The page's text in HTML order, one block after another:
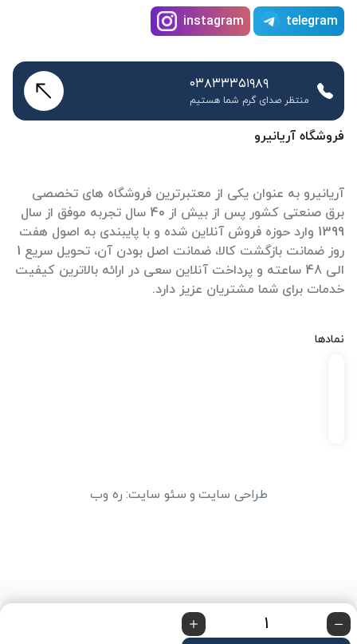
فروشگاه آریانیرو
آریانیرو به عنوان یکی از معتبرترین فروشگاه های تخصصی
برق صنعتی کشور پس از بیش از 40 سال تجربه موفق از سال
1399 وارد حوزه فروش آنلاین شده و با پایبندی به اصول هفت
روز ضمانت بازگشت کالا، ضمانت اصل بودن آن، تحویل سریع 1
الی 48 ساعته و پرداخت آنلاین سعی در ارائه بالاترین کیفیت
خدمات برای شما مشتریان عزیز دارد.
نمادها
telegram
instagram
۰۳۸۳۳۳۵۱۹۸۹
منتظر صدای گرم شما هستیم
طراحی سایت و سئو سایت: ره وب